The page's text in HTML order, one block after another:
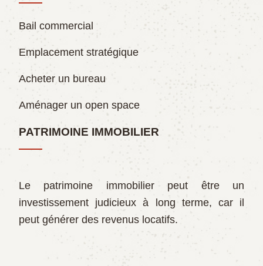
Bail commercial
Emplacement stratégique
Acheter un bureau
Aménager un open space
PATRIMOINE IMMOBILIER
Le patrimoine immobilier peut être un
investissement judicieux à long terme, car il
peut générer des revenus locatifs.